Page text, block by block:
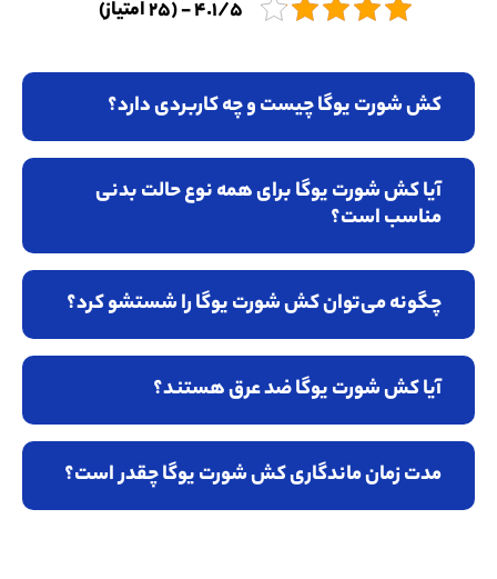
4.1/5 - (25 امتیاز)
کش شورت یوگا چیست و چه کاربردی دارد؟
آیا کش شورت یوگا برای همه نوع حالت بدنی
مناسب است؟
چگونه می‌توان کش شورت یوگا را شستشو کرد؟
آیا کش شورت یوگا ضد عرق هستند؟
مدت زمان ماندگاری کش شورت یوگا چقدر است؟